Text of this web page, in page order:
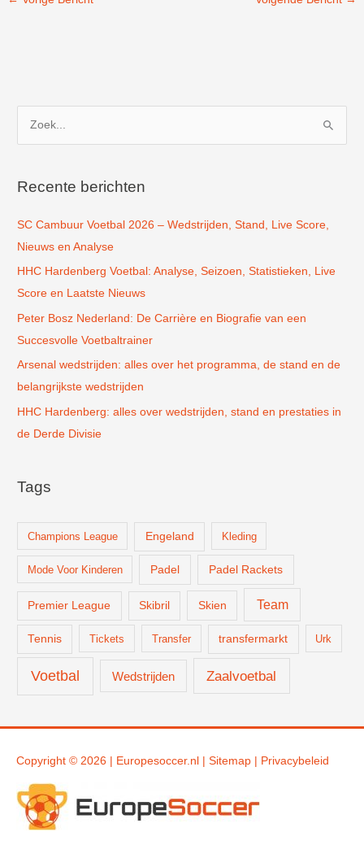
k
a
a
r
:
Recente berichten
SC Cambuur Voetbal 2026 – Wedstrijden, Stand, Live Score,
Nieuws en Analyse
HHC Hardenberg Voetbal: Analyse, Seizoen, Statistieken, Live
Score en Laatste Nieuws
Peter Bosz Nederland: De Carrière en Biografie van een
Succesvolle Voetbaltrainer
Arsenal wedstrijden: alles over het programma, de stand en de
belangrijkste wedstrijden
HHC Hardenberg: alles over wedstrijden, stand en prestaties in
de Derde Divisie
Tags
Champions League Engeland Kleding
Mode Voor Kinderen Padel Padel Rackets
Premier League Skibril Skien Team
Tennis Tickets Transfer transfermarkt Urk
Voetbal Wedstrijden Zaalvoetbal
Copyright © 2026 | Europesoccer.nl Sitemap Privacybeleid